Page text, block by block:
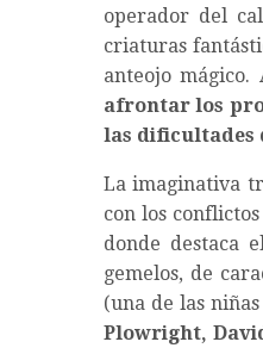
operador del
criaturas
anteojo
afrontar los
las dificultades
La imaginativa
con los
donde destaca
gemelos, de
(una de las
Plowright,